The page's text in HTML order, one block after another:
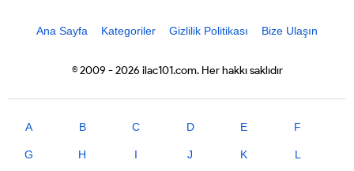
Ana Sayfa Kategoriler Gizlilik Politikası Bize Ulaşın
© 2009 - 2026 ilac101.com. Her hakkı saklıdır
A B C D E F
G H I J K L